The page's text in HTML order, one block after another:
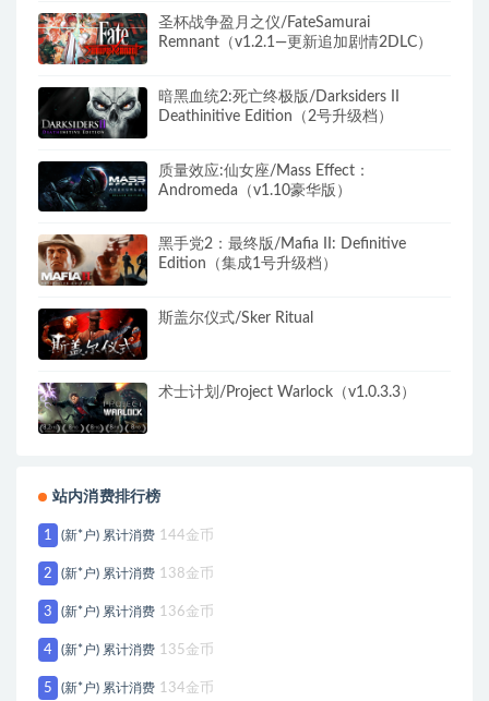
圣杯战争盈月之仪/FateSamurai
Remnant（v1.2.1—更新追加剧情2DLC）
暗黑血统2:死亡终极版/Darksiders II
Deathinitive Edition（2号升级档）
质量效应:仙女座/Mass Effect：
Andromeda（v1.10豪华版）
黑手党2：最终版/Mafia II: Definitive
Edition（集成1号升级档）
斯盖尔仪式/Sker Ritual
术士计划/Project Warlock（v1.0.3.3）
站内消费排行榜
1 (新*户) 累计消费 144金币
2 (新*户) 累计消费 138金币
3 (新*户) 累计消费 136金币
4 (新*户) 累计消费 135金币
5 (新*户) 累计消费 134金币